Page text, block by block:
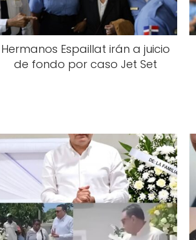
Hermanos Espaillat irán a juicio
de fondo por caso Jet Set